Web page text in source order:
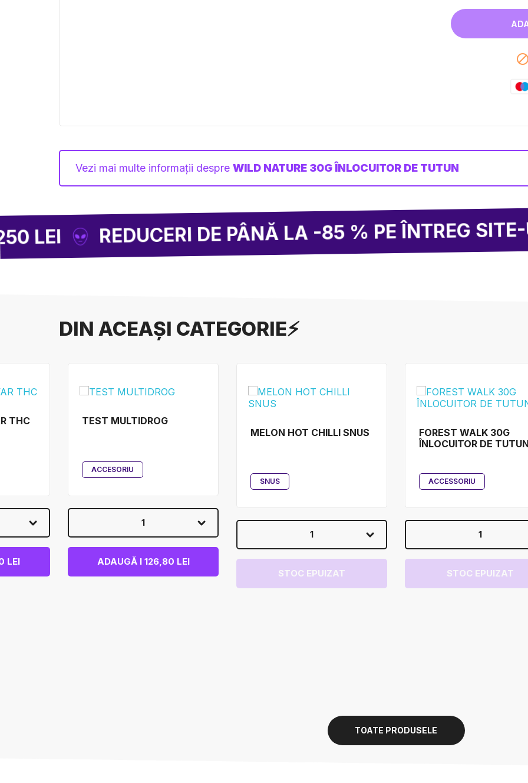
Vezi mai multe informații despre WILD NATURE 30G ÎNLOCUITOR DE TUTUN
REDUCERI DE PÂNĂ LA -85 % PE ÎNTREG SITE-UL!
DIN ACEAȘI CATEGORIE⚡
THC
LEI
TEST MULTIDROG
ACCESORIU
1
ADAUGĂ I 126,80 LEI
MELON HOT CHILLI SNUS
SNUS
1
STOC EPUIZAT
FOREST WALK 30G
ÎNLOCUITOR DE
ACCESSORIU
1
STOC EPUIZAT
TOATE PRODUSELE